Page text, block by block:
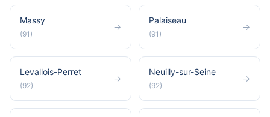
Massy
(91)
→
Palaiseau
(91)
→
Levallois-Perret
(92)
→
Neuilly-sur-Seine
(92)
→